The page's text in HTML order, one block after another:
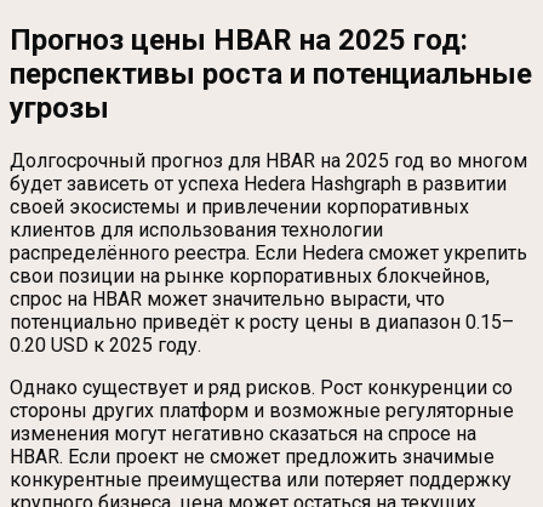
Прогноз цены HBAR на 2025 год:
перспективы роста и потенциальные
угрозы
Долгосрочный прогноз для HBAR на 2025 год во многом
будет зависеть от успеха Hedera Hashgraph в развитии
своей экосистемы и привлечении корпоративных
клиентов для использования технологии
распределённого реестра. Если Hedera сможет укрепить
свои позиции на рынке корпоративных блокчейнов,
спрос на HBAR может значительно вырасти, что
потенциально приведёт к росту цены в диапазон 0.15–
0.20 USD к 2025 году.
Однако существует и ряд рисков. Рост конкуренции со
стороны других платформ и возможные регуляторные
изменения могут негативно сказаться на спросе на
HBAR. Если проект не сможет предложить значимые
конкурентные преимущества или потеряет поддержку
крупного бизнеса, цена может остаться на текущих